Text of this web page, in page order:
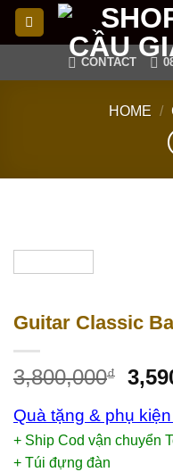
Skip
CONTACT
HOME /
Guitar Classic
3,800,000₫
Quà tặng & phụ
+ Ship Cod vận chuyển
+ Túi đựng đàn